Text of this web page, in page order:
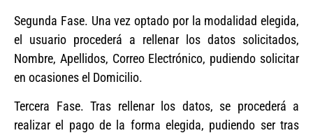
Segunda Fase. Una vez optado por la modalidad elegida,
el usuario procederá a rellenar los datos solicitados,
Nombre, Apellidos, Correo Electrónico, pudiendo solicitar
en ocasiones el Domicilio.
Tercera Fase. Tras rellenar los datos, se procederá a
realizar el pago de la forma elegida, pudiendo ser tras